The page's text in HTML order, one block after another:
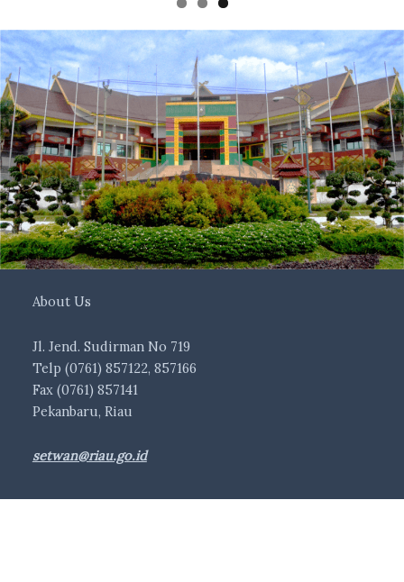
About Us
Jl. Jend. Sudirman No 719
Telp (0761) 857122, 857166
Fax (0761) 857141
Pekanbaru, Riau
setwan@riau.go.id